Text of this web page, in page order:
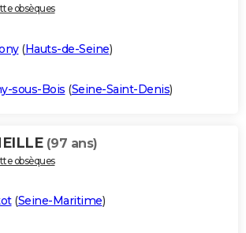
obsèques
(Hauts-de-Seine)
sous-Bois (Seine-Saint-Denis)
(97 ans)
obsèques
(Seine-Maritime)